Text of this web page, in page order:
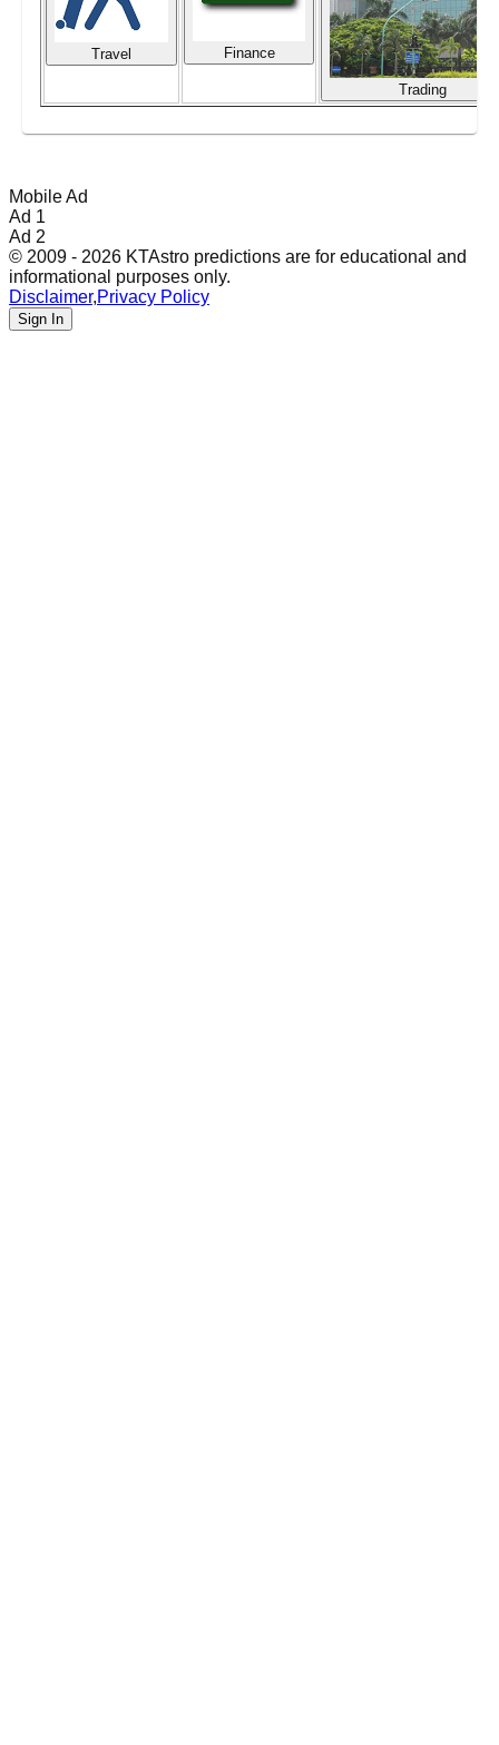
Travel Finance
Trading
Mobile Ad
Ad 1
Ad 2
© 2009 - 2026 KTAstro predictions are for educational and
informational purposes only.
Disclaimer,Privacy Policy
Sign In